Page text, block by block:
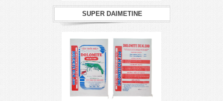
SUPER DAIMETINE